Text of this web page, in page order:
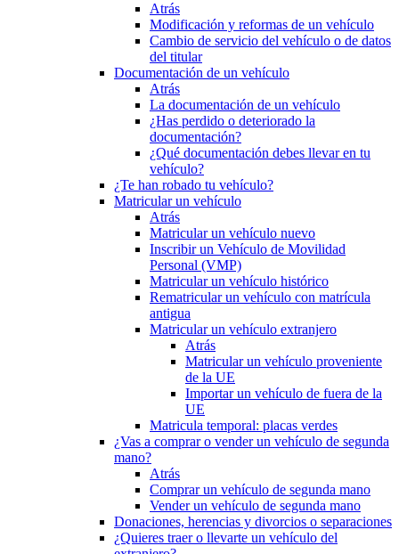
Atrás
Modificación y reformas de un vehículo
Cambio de servicio del vehículo o de datos
del titular
Documentación de un vehículo
Atrás
La documentación de un vehículo
¿Has perdido o deteriorado la
documentación?
¿Qué documentación debes llevar en tu
vehículo?
¿Te han robado tu vehículo?
Matricular un vehículo
Atrás
Matricular un vehículo nuevo
Inscribir un Vehículo de Movilidad
Personal (VMP)
Matricular un vehículo histórico
Rematricular un vehículo con matrícula
antigua
Matricular un vehículo extranjero
Atrás
Matricular un vehículo proveniente
de la UE
Importar un vehículo de fuera de la
UE
Matricula temporal: placas verdes
¿Vas a comprar o vender un vehículo de segunda
mano?
Atrás
Comprar un vehículo de segunda mano
Vender un vehículo de segunda mano
Donaciones, herencias y divorcios o separaciones
¿Quieres traer o llevarte un vehículo del